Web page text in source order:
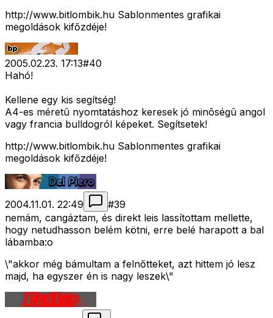
http://www.bitlombik.hu Sablonmentes grafikai
megoldások kifőzdéje!
2005.02.23. 17:13#40
Hahó!
Kellene egy kis segítség!
A4-es méretû nyomtatáshoz keresek jó minõségû angol
vagy francia bulldogról képeket. Segítsetek!
http://www.bitlombik.hu Sablonmentes grafikai
megoldások kifőzdéje!
2004.11.01. 22:49 #39
nemám, cangáztam, és direkt leis lassítottam mellette,
hogy netudhasson belém kötni, erre belé harapott a bal
lábamba:o
\"akkor még bámultam a felnőtteket, azt hittem jó lesz
majd, ha egyszer én is nagy leszek\"